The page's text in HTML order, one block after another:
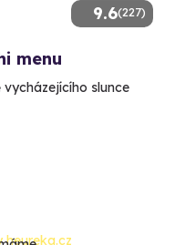
9.6(227)
menu
vycházejícího slunce